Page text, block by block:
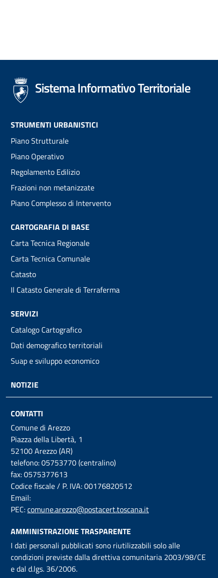
Sistema Informativo Territoriale
Footer
menu
STRUMENTI URBANISTICI
Piano Strutturale
Piano Operativo
Regolamento Edilizio
Frazioni non metanizzate
Piano Complesso di Intervento
CARTOGRAFIA DI BASE
Carta Tecnica Regionale
Carta Tecnica Comunale
Catasto
Il Catasto Generale di Terraferma
SERVIZI
Catalogo Cartografico
Dati demografico territoriali
Suap e sviluppo economico
NOTIZIE
CONTATTI
Comune di Arezzo
Piazza della Libertà, 1
52100 Arezzo (AR)
telefono: 05753770 (centralino)
fax: 0575377613
Codice fiscale / P. IVA: 00176820512
Email:
PEC:comune.arezzo@postacert.toscana.it
AMMINISTRAZIONE TRASPARENTE
I dati personali pubblicati sono riutilizzabili solo alle
condizioni previste dalla direttiva comunitaria 2003/98/CE
e dal d.lgs. 36/2006.